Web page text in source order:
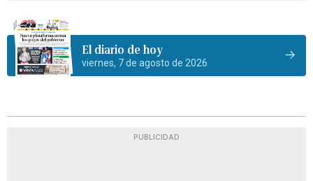
El diario de hoy
viernes, 7 de agosto de 2026
PUBLICIDAD